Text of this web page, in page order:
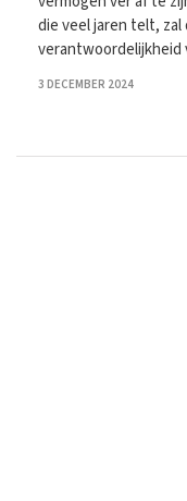
die veel jaren telt, zal
verantwoordelijkheid
3 DECEMBER 2024